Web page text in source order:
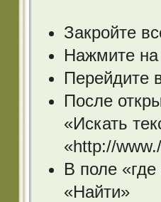
Закройте
Нажмите на
Перейдите
После
«Искать
«http://
В поле
«Найти»